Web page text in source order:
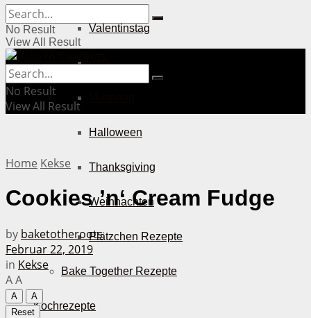
Valentinstag
Ostern
Halloween
Thanksgiving
Weihnachten
Plätzchen Rezepte
Bake Together Rezepte
Kochrezepte
No Result
View All Result
No Result
View All Result
Home Kekse
Cookies ’n‘ Cream Fudge
by baketotheroots
Februar 22, 2019
in Kekse
AA
A
A
Reset